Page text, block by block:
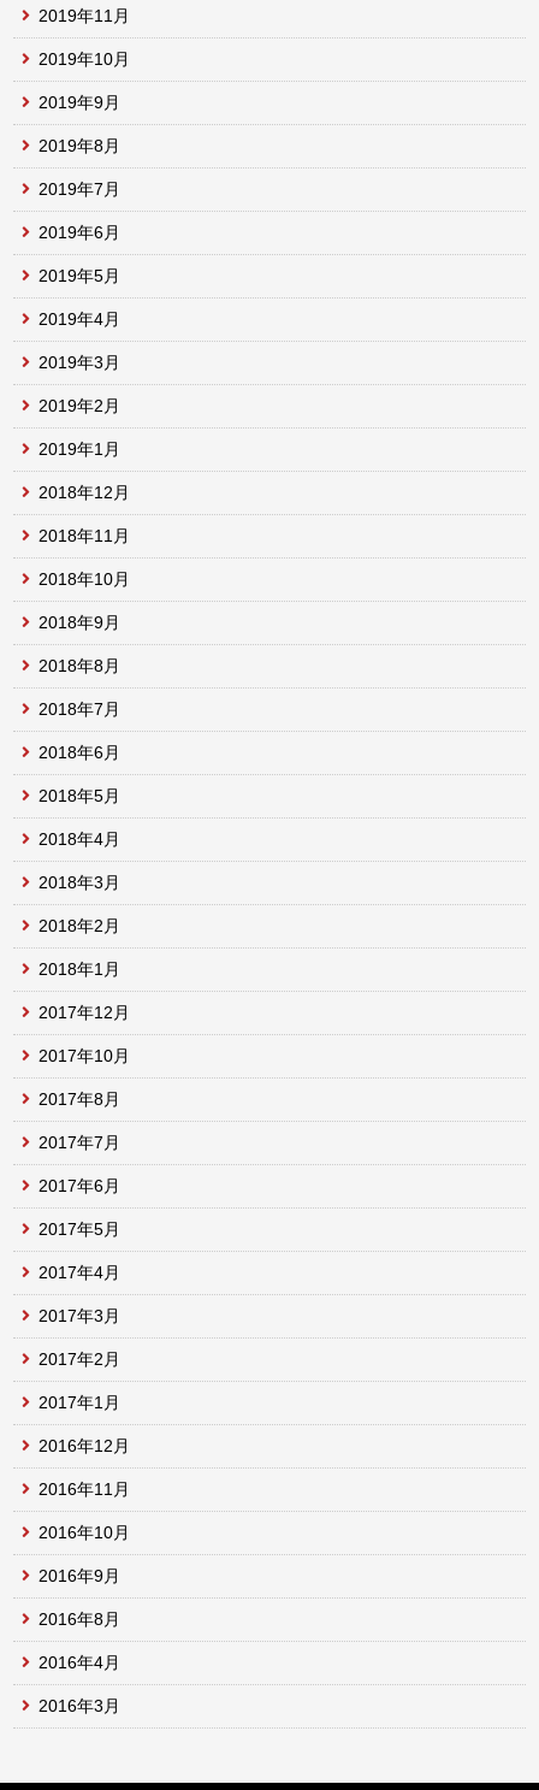
2019年11月
2019年10月
2019年9月
2019年8月
2019年7月
2019年6月
2019年5月
2019年4月
2019年3月
2019年2月
2019年1月
2018年12月
2018年11月
2018年10月
2018年9月
2018年8月
2018年7月
2018年6月
2018年5月
2018年4月
2018年3月
2018年2月
2018年1月
2017年12月
2017年10月
2017年8月
2017年7月
2017年6月
2017年5月
2017年4月
2017年3月
2017年2月
2017年1月
2016年12月
2016年11月
2016年10月
2016年9月
2016年8月
2016年4月
2016年3月